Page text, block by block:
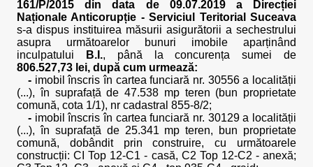
161/P/2015 din data de 09.07.2019 a Direcției
Naționale Anticorupție - Serviciul Teritorial Suceava
s-a dispus instituirea măsurii asigurătorii a sechestrului
asupra următoarelor bunuri imobile aparținând
inculpatului
B.I., până la concurența sumei de
806.527,73 lei, după cum urmează:
- imobil înscris în cartea funciară nr. 30556 a localității
(...), în suprafață de 47.538 mp teren (bun proprietate
comună, cota 1/1), nr cadastral 855-8/2;
- imobil înscris în cartea funciară nr. 30129 a localității
(...), în suprafață de 25.341 mp teren, bun proprietate
comună, dobândit prin construire, cu următoarele
construcții: CI Top 12-C1 - casă, C2 Top 12-C2 - anexă;